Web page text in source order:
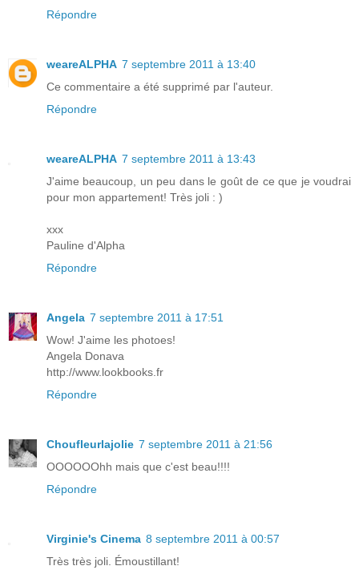
Répondre
weareALPHA 7 septembre 2011 à 13:40
Ce commentaire a été supprimé par l'auteur.
Répondre
weareALPHA 7 septembre 2011 à 13:43
J'aime beaucoup, un peu dans le goût de ce que je voudrai
pour mon appartement! Très joli : )
xxx
Pauline d'Alpha
Répondre
Angela 7 septembre 2011 à 17:51
Wow! J'aime les photoes!
Angela Donava
http://www.lookbooks.fr
Répondre
Choufleurlajolie 7 septembre 2011 à 21:56
OOOOOOhh mais que c'est beau!!!!
Répondre
Virginie's Cinema 8 septembre 2011 à 00:57
Très très joli. Émoustillant!